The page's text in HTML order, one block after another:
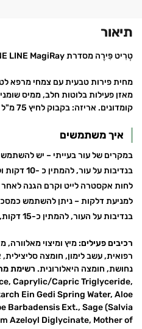
תיאור
טְרִיט פִּירֶה מסדרת FAST ACTIONE LINE MagiRay
מחית פירות טבעית עם צמחי מרפא
מאזן פעילות בלוטות חלב, ממיס
קומדונים. אריזה: בקבוק לחיץ 75 מ"ל
איך משתמשים
במקרים של עור בעייתי – יש
בנדיבות
לחות אקסטרה לייט וקרם הגנה
למניעת דלקות – ניתן להשתמש
בנדיבות על העור, להמתין כ-15 דקות, לשטוף.
רכיבים פעילים:מיץ ומיצוי מאלוורה,
רפואית, עשב לימון, חומצה
נחושת, חומצה היאלורונית. רשימת
Caprylic/Capric Triglyceride,
Ein Gedi Spring Water, Aloe
Barbadensis Ext., Sage (Salvia
Azeloyl Diglycinate, Mother of